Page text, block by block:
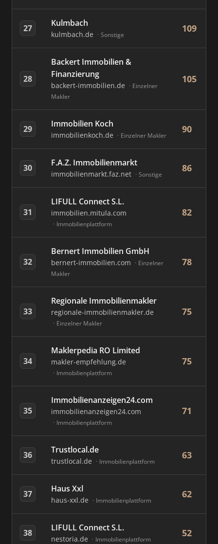
27 Kulmbach
kulmbach.de Sonstige
109
28
Backert Immobilien &
Finanzierung
backert-immobilien.de
Einzelner
Makler
105
29 Immobilien Koch
immobilienkoch.de Einzelner Makler
90
30 F.A.Z. Immobilienmarkt
immobilienmarkt.faz.net Sonstige
86
31
LIFULL Connect S.L.
immobilien.mitula.com
Immobilienplattform
82
32
Bernert Immobilien GmbH
bernert-immobilien.com
Einzelner
Makler
78
33
Regionale Immobilienmakler
regionale-immobilienmakler.de
Einzelner Makler
75
34
Maklerpedia RO Limited
makler-empfehlung.de
Immobilienplattform
75
35
Immobilienanzeigen24.com
immobilienanzeigen24.com
Immobilienplattform
71
36 Trustlocal.de
trustlocal.de Immobilienplattform
63
37 Haus Xxl
haus-xxl.de Immobilienplattform
62
38 LIFULL Connect S.L.
nestoria.de Immobilienplattform
52